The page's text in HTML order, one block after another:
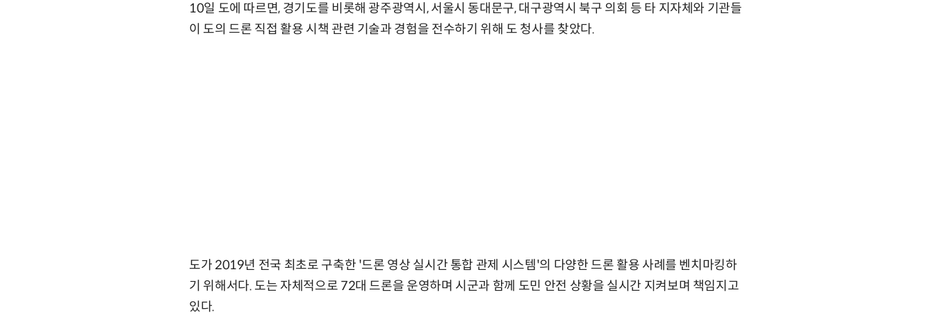
10일 도에 따르면, 경기도를 비롯해 광주광역시, 서울시 동대문구, 대구광역시 북구 의회 등 타 지자체와 기관들
이 도의 드론 직접 활용 시책 관련 기술과 경험을 전수하기 위해 도 청사를 찾았다.
도가 2019년 전국 최초로 구축한 '드론 영상 실시간 통합 관제 시스템'의 다양한 드론 활용 사례를 벤치마킹하
기 위해서다. 도는 자체적으로 72대 드론을 운영하며 시군과 함께 도민 안전 상황을 실시간 지켜보며 책임지고
있다.